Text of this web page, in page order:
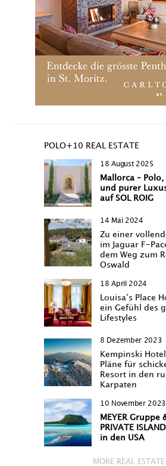
POLO+10 REAL ESTATE
18 August 2025
Mallorca –
und purer
auf SOL ROIG
14 Mai 2024
Zu einer
im Jaguar F-
dem Weg zum
Oswald
18 April 2024
Louisa‘s Place
ein Gefühl des
Lifestyles
8 Dezember 2023
Kempinski
Pläne für
Resort in den
Karpaten
10 November 2023
MEYER Gruppe
PRIVATE
in den USA
MORE REAL ESTATE